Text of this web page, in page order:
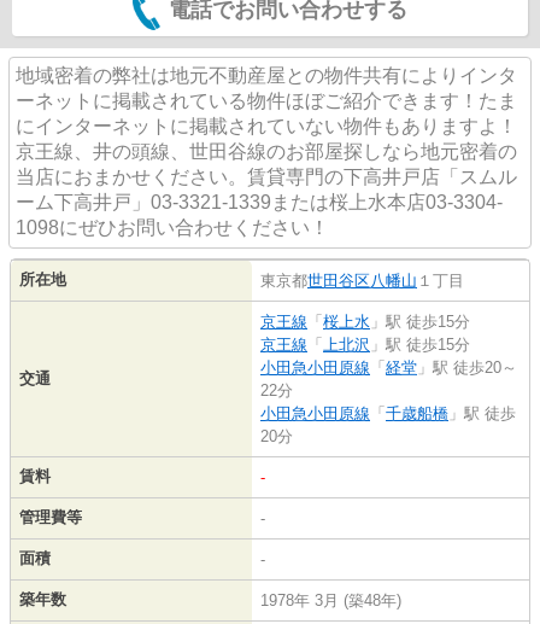
電話でお問い合わせする
地域密着の弊社は地元不動産屋との物件共有によりインタ
ーネットに掲載されている物件ほぼご紹介できます！たま
にインターネットに掲載されていない物件もありますよ！
京王線、井の頭線、世田谷線のお部屋探しなら地元密着の
当店におまかせください。賃貸専門の下高井戸店「スムル
ーム下高井戸」03-3321-1339または桜上水本店03-3304-
1098にぜひお問い合わせください！
所在地 東京都世田谷区八幡山 １丁目
交通
京王線 「 桜上水 」駅 徒歩15分
京王線 「 上北沢 」駅 徒歩15分
小田急小田原線 「 経堂 」駅 徒歩20～
22分
小田急小田原線 「 千歳船橋 」駅 徒歩
20分
賃料 -
管理費等 -
面積 -
築年数 1978年 3月 (築48年)